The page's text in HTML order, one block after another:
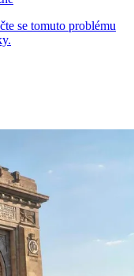
se tomuto problému